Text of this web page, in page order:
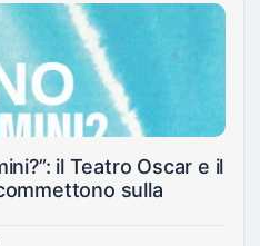
il Teatro Oscar e il
sulla